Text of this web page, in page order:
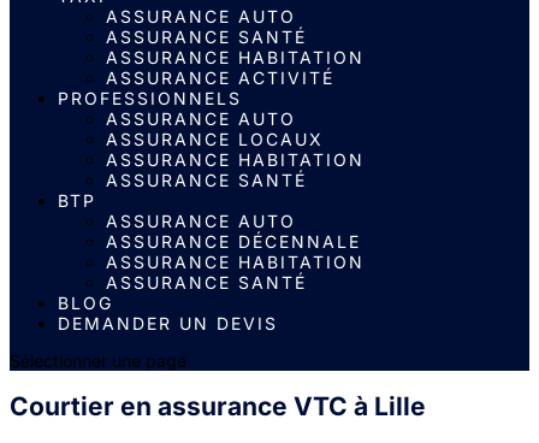
ASSURANCE AUTO
ASSURANCE SANTÉ
ASSURANCE HABITATION
ASSURANCE ACTIVITÉ
PROFESSIONNELS
ASSURANCE AUTO
ASSURANCE LOCAUX
ASSURANCE HABITATION
ASSURANCE SANTÉ
BTP
ASSURANCE AUTO
ASSURANCE DÉCENNALE
ASSURANCE HABITATION
ASSURANCE SANTÉ
BLOG
DEMANDER UN DEVIS
Sélectionner une page
Courtier en assurance VTC à Lille